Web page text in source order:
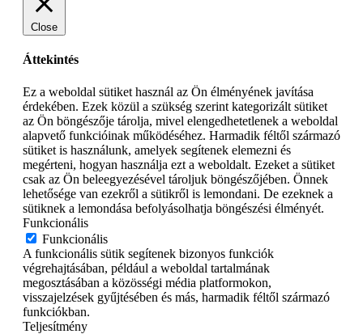
Close
Áttekintés
Ez a weboldal sütiket használ az Ön élményének javítása
érdekében. Ezek közül a szükség szerint kategorizált sütiket
az Ön böngészője tárolja, mivel elengedhetetlenek a weboldal
alapvető funkcióinak működéséhez. Harmadik féltől származó
sütiket is használunk, amelyek segítenek elemezni és
megérteni, hogyan használja ezt a weboldalt. Ezeket a sütiket
csak az Ön beleegyezésével tároljuk böngészőjében. Önnek
lehetősége van ezekről a sütikről is lemondani. De ezeknek a
sütiknek a lemondása befolyásolhatja böngészési élményét.
Funkcionális
Funkcionális
A funkcionális sütik segítenek bizonyos funkciók
végrehajtásában, például a weboldal tartalmának
megosztásában a közösségi média platformokon,
visszajelzések gyűjtésében és más, harmadik féltől származó
funkciókban.
Teljesítmény